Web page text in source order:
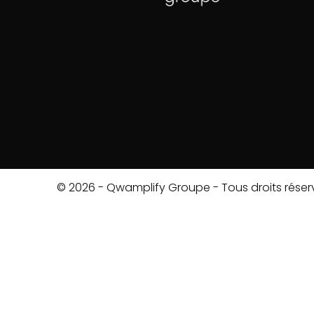
© 2026 - Qwamplify Groupe - Tous droits